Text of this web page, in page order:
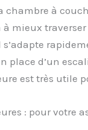
chambre à
mieux
s’adapte
place d’un
est très utile
: pour votre